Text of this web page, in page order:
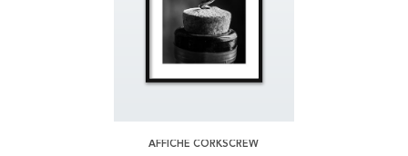
AFFICHE CORKSCREW